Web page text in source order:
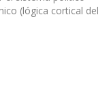
(lógica cortical del